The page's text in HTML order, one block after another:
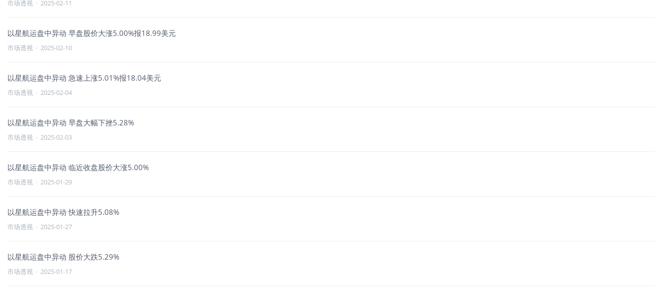
市场透视 · 2025-02-11
以星航运盘中异动 早盘股价大涨5.00%报18.99美元
市场透视 · 2025-02-10
以星航运盘中异动 急速上涨5.01%报18.04美元
市场透视 · 2025-02-04
以星航运盘中异动 早盘大幅下挫5.28%
市场透视 · 2025-02-03
以星航运盘中异动 临近收盘股价大涨5.00%
市场透视 · 2025-01-29
以星航运盘中异动 快速拉升5.08%
市场透视 · 2025-01-27
以星航运盘中异动 股价大跌5.29%
市场透视 · 2025-01-17